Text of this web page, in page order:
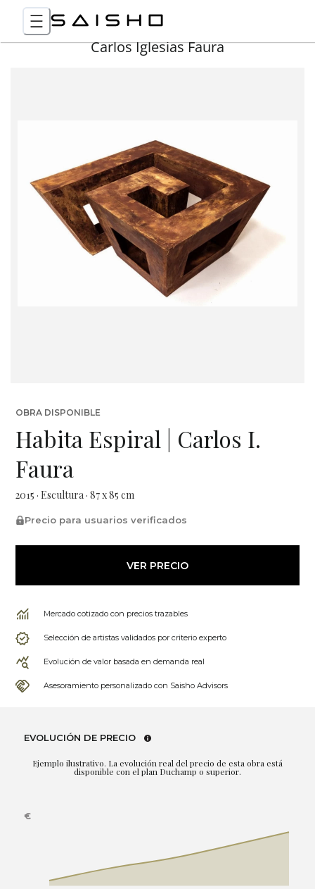
Carlos Iglesias Faura
OBRA DISPONIBLE
Habita Espiral | Carlos I.
Faura
2015 · Escultura · 87 x 85 cm
Precio para usuarios verificados
VER PRECIO
Mercado cotizado con precios trazables
Selección de artistas validados por criterio experto
Evolución de valor basada en demanda real
Asesoramiento personalizado con Saisho Advisors
EVOLUCIÓN DE PRECIO
Ejemplo ilustrativo. La evolución real del precio de esta obra está
disponible con el plan Duchamp o superior.